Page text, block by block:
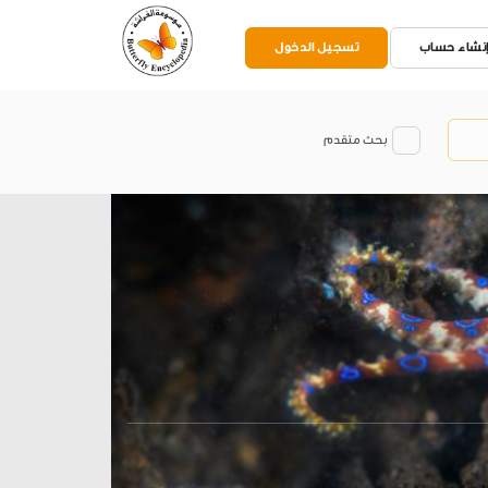
إنشاء حساب تسجيل الدخول
بحث متقدم